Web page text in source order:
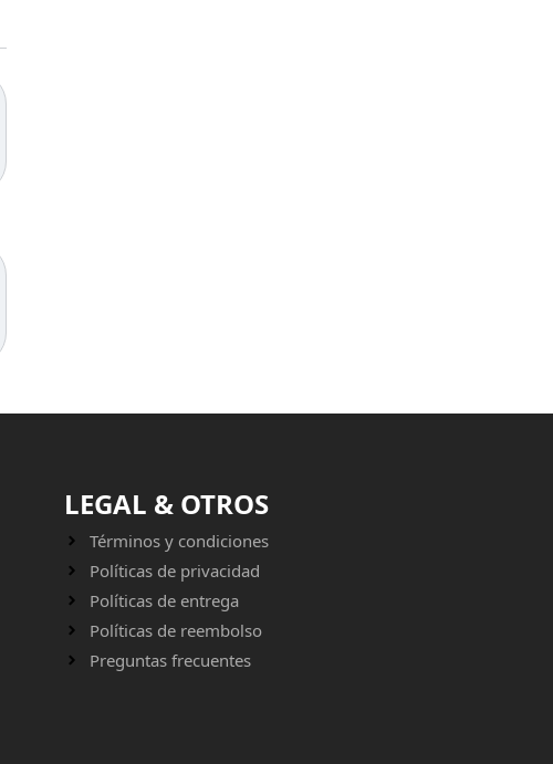
LEGAL & OTROS
Términos y condiciones
Políticas de privacidad
Políticas de entrega
Políticas de reembolso
Preguntas frecuentes